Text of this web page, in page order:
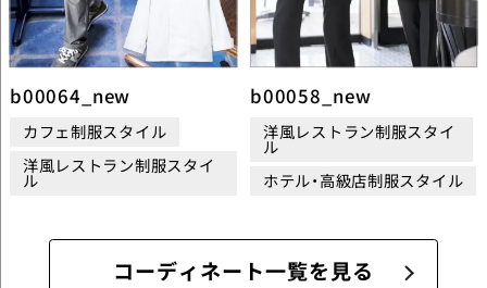
b00064_new
カフェ制服スタイル
洋風レストラン制服スタイ
ル
b00058_new
洋風レストラン制服スタイ
ル
ホテル・高級店制服スタイル
コーディネート一覧を見る